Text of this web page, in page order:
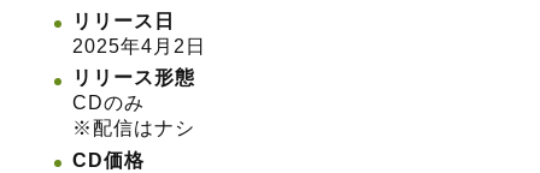
リリース日
2025年4月2日
リリース形態
CDのみ
※配信はナシ
CD価格